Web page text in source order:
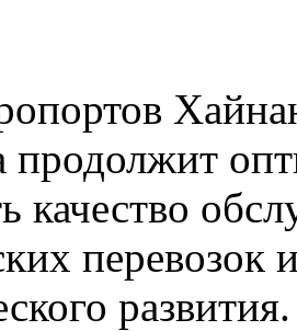
продолжит
качество
перевозок
развития.